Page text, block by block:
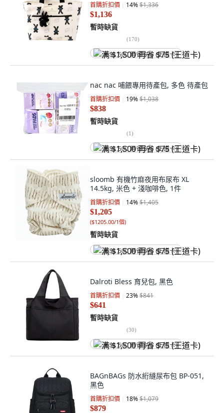
首購折扣價 14%$1,336
$1,136
暫時缺貨
(170)
满 $1,500 再省 $75 (王道卡)
nac nac 哺餵專用待產包, 多色 待產包
首購折扣價 19%$1,038
$838
暫時缺貨
(1)
满 $1,500 再省 $75 (王道卡)
sloomb 有機竹麻夜用布尿布 XL
14.5kg, 米色 + 淺咖啡色, 1件
首購折扣價 14%$1,405
$1,205
($1205.00/1個)
暫時缺貨
满 $1,500 再省 $75 (王道卡)
Dalroti Bless 育兒包, 黑色
首購折扣價 23%$841
$641
暫時缺貨
(30)
满 $1,500 再省 $75 (王道卡)
BAGnBAGs 防水絎縫尿布包 BP-051,
黑色
首購折扣價 18%$1,079
$879